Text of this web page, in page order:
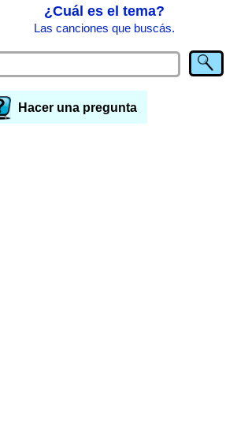
¿Cuál es el tema?
Las canciones que buscás.
Hacer una pregunta